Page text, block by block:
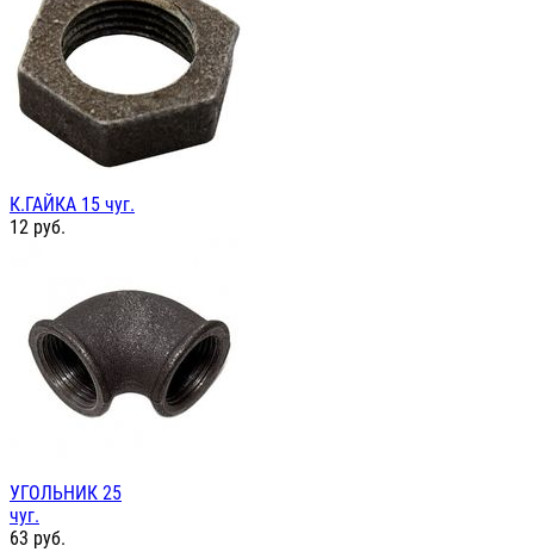
К.ГАЙКА 15 чуг.
12 руб.
УГОЛЬНИК 25
чуг.
63 руб.